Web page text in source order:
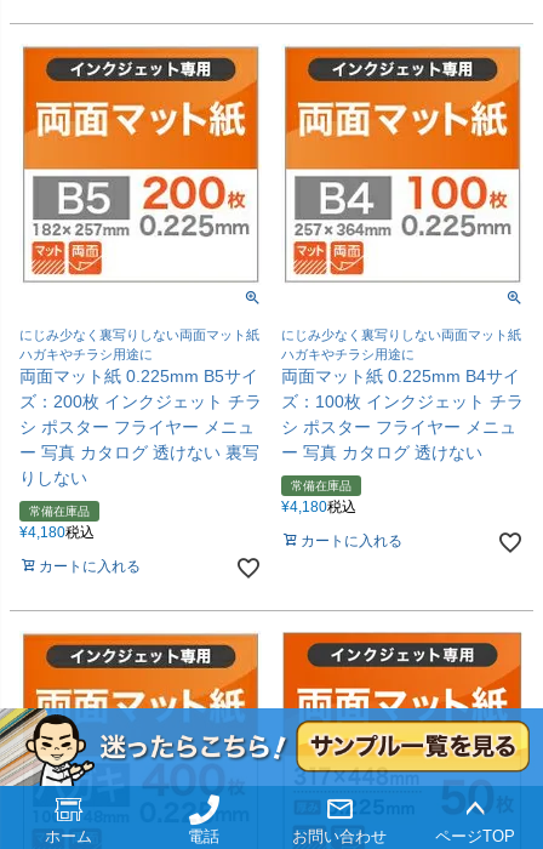
にじみ少なく裏写りしない両面マット紙
ハガキやチラシ用途に
両面マット紙 0.225mm B5サイ
ズ：200枚 インクジェット チラ
シ ポスター フライヤー メニュ
ー 写真 カタログ 透けない 裏写
りしない
常備在庫品
¥4,180税込
カートに入れる
にじみ少なく裏写りしない両面マット紙
ハガキやチラシ用途に
両面マット紙 0.225mm B4サイ
ズ：100枚 インクジェット チラ
シ ポスター フライヤー メニュ
ー 写真 カタログ 透けない
常備在庫品
¥4,180税込
カートに入れる
ホーム 電話 お問い合わせ ページTOP